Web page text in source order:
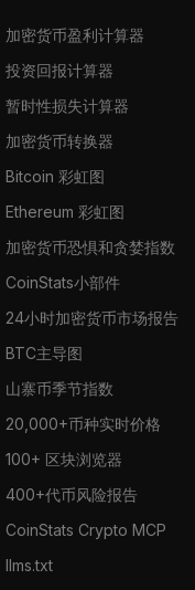
加密货币盈利计算器
投资回报计算器
暂时性损失计算器
加密货币转换器
Bitcoin 彩虹图
Ethereum 彩虹图
加密货币恐惧和贪婪指数
CoinStats小部件
24小时加密货币市场报告
BTC主导图
山寨币季节指数
20,000+币种实时价格
100+ 区块浏览器
400+代币风险报告
CoinStats Crypto MCP
llms.txt